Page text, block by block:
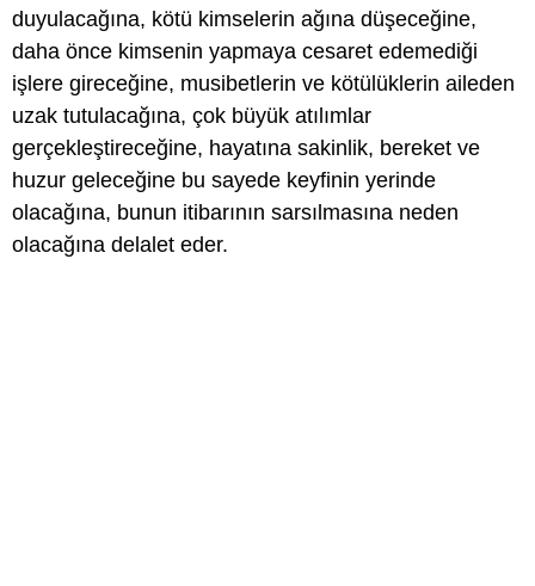
duyulacağına, kötü kimselerin ağına düşeceğine,
daha önce kimsenin yapmaya cesaret edemediği
işlere gireceğine, musibetlerin ve kötülüklerin aileden
uzak tutulacağına, çok büyük atılımlar
gerçekleştireceğine, hayatına sakinlik, bereket ve
huzur geleceğine bu sayede keyfinin yerinde
olacağına, bunun itibarının sarsılmasına neden
olacağına delalet eder.